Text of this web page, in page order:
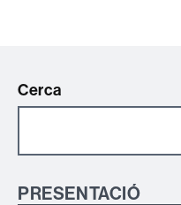
Cerca
PRESENTACIÓ